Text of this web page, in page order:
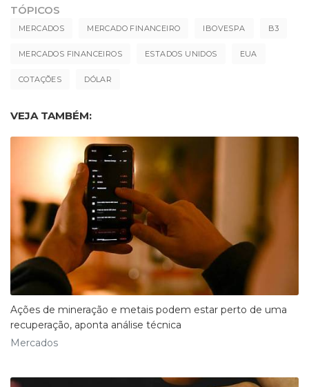
TÓPICOS
MERCADOS MERCADO FINANCEIRO IBOVESPA B3
MERCADOS FINANCEIROS ESTADOS UNIDOS EUA
COTAÇÕES DÓLAR
VEJA TAMBÉM:
Ações de mineração e metais podem estar perto de uma
recuperação, aponta análise técnica
Mercados